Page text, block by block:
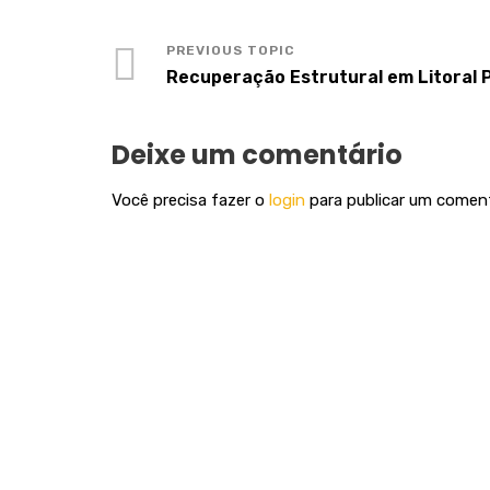
Recuperação Estrutural em Litoral
Deixe um comentário
Você precisa fazer o login para publicar um